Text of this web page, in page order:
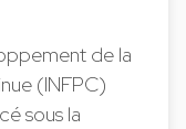
de la
(INFPC)
sous la